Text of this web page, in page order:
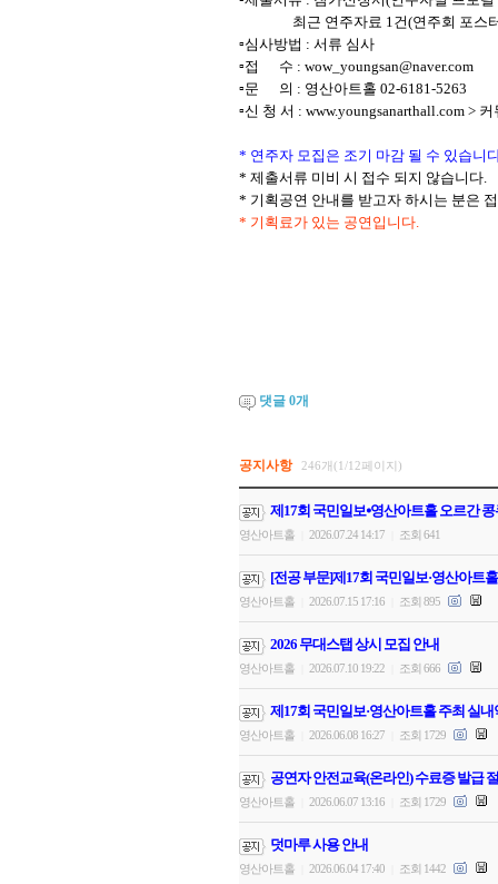
최근 연주자료 1건(연주회 포스
▫심사방법 : 서류 심사
▫접 수 : wow_youngsan@naver.com
▫문 의 : 영산아트홀 02-6181-5263
▫신 청 서 : www.youngsanarthall.com > 커
* 연주자 모집은 조기 마감 될 수 있습니
* 제출서류 미비 시 접수 되지 않습니다.
* 기획공연 안내를 받고자 하시는 분은
* 기획료가 있는 공연입니다.
댓글 0개
공지사항 246개(1/12페이지)
제17회 국민일보⦁영산아트홀 오르간
영산아트홀 2026.07.24 14:17 조회 641
[전공 부문]제17회 국민일보·영산아트
영산아트홀 2026.07.15 17:16 조회 895
2026 무대스탭 상시 모집 안내
영산아트홀 2026.07.10 19:22 조회 666
제17회 국민일보·영산아트홀 주최 실
영산아트홀 2026.06.08 16:27 조회 1729
공연자 안전교육(온라인) 수료증 발급
영산아트홀 2026.06.07 13:16 조회 1729
덧마루 사용 안내
영산아트홀 2026.06.04 17:40 조회 1442